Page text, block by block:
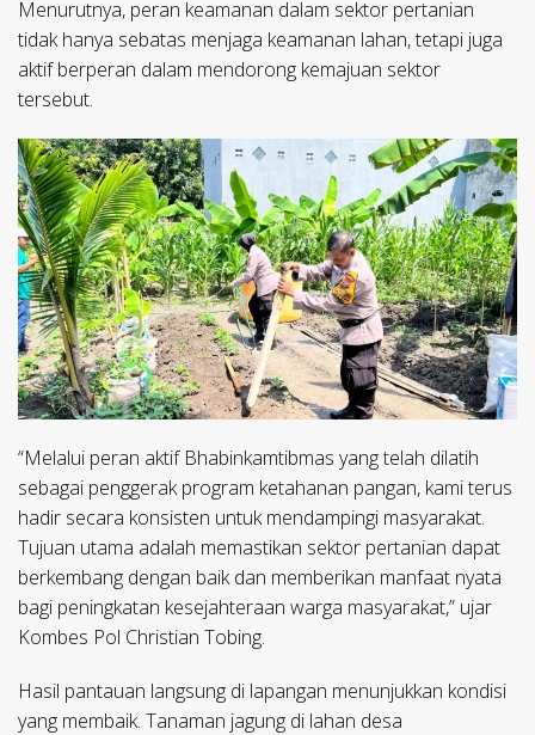
Menurutnya, peran keamanan dalam sektor pertanian
tidak hanya sebatas menjaga keamanan lahan, tetapi juga
aktif berperan dalam mendorong kemajuan sektor
tersebut.
“Melalui peran aktif Bhabinkamtibmas yang telah dilatih
sebagai penggerak program ketahanan pangan, kami terus
hadir secara konsisten untuk mendampingi masyarakat.
Tujuan utama adalah memastikan sektor pertanian dapat
berkembang dengan baik dan memberikan manfaat nyata
bagi peningkatan kesejahteraan warga masyarakat,” ujar
Kombes Pol Christian Tobing.
Hasil pantauan langsung di lapangan menunjukkan kondisi
yang membaik. Tanaman jagung di lahan desa